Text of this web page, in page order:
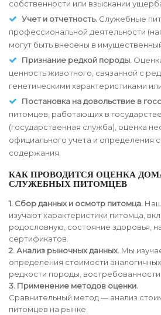
собственности или взыскании
Учет и отчетность. Служебные
профессиональной деятельности
могут быть внесены в
Признание редкой породы.
ценность животного, связанной с
генетическими характеристиками
Постановка на довольствие в
питомцев, работающих в
(государственная служба), оценка
официального учета и определения
содержания.
КАК ПРОВОДИТСЯ ОЦЕНКА
СЛУЖЕБНЫХ ПИТОМЦЕВ
1. Сбор данных и осмотр питомца.
изучают характеристики питомца,
родословную, состояние здоровья,
сертификатов.
2. Анализ рыночных данных. Мы
определения стоимости
редкости породы,
3. Применение методов оценки.
Сравнительный метод — анализ
питомцев на рынке.